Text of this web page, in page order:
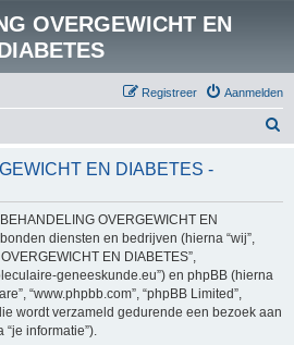
OVERGEWICHT EN
Aanmelden
Registreer
k
EN DIABETES -
OVERGEWICHT EN
diensten en bedrijven (hierna “wij”,
EN DIABETES”,
geneeskunde.eu”) en phpBB (hierna
“www.phpbb.com”, “phpBB Limited”,
wordt verzameld gedurende een bezoek aan
informatie”).